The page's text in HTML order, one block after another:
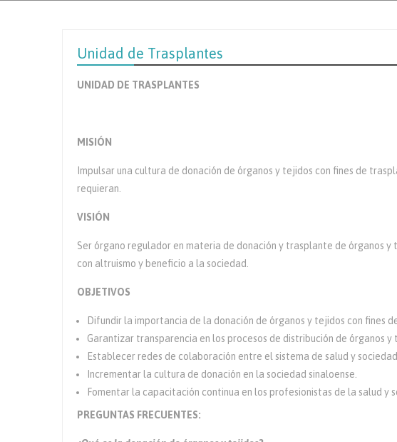
Unidad de Trasplantes
UNIDAD DE TRASPLANTES
MISIÓN
Impulsar una cultura de donación de órganos y tejidos con fines de
requieran.
VISIÓN
Ser órgano regulador en materia de donación y trasplante de órganos
con altruismo y beneficio a la sociedad.
OBJETIVOS
Difundir la importancia de la donación de órganos y tejidos con fines
Garantizar transparencia en los procesos de distribución de órganos y
Establecer redes de colaboración entre el sistema de salud y
Incrementar la cultura de donación en la sociedad sinaloense.
Fomentar la capacitación continua en los profesionistas de la salud
PREGUNTAS FRECUENTES: